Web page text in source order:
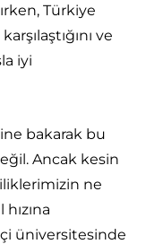
Türkiye
ve
iyi
bakarak bu
Ancak kesin
ne
üniversitesinde